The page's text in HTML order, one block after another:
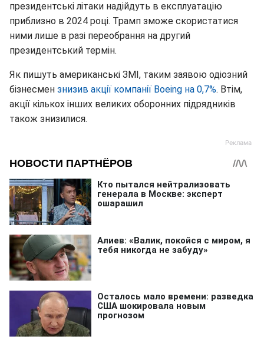
президентські літаки надійдуть в експлуатацію
приблизно в 2024 році. Трамп зможе скористатися
ними лише в разі переобрання на другий
президентський термін.
Як пишуть американські ЗМІ, таким заявою одіозний
бізнесмен знизив акції компанії Boeing на 0,7%. Втім,
акції кількох інших великих оборонних підрядників
також знизилися.